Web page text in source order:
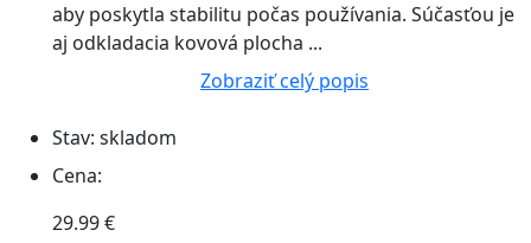
aby poskytla stabilitu počas používania. Súčasťou je
aj odkladacia kovová plocha ...
Zobraziť celý popis
Stav: skladom
Cena:
29.99 €